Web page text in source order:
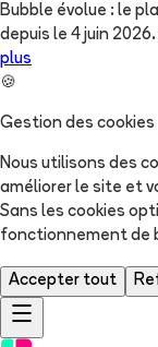
Bubble évolue : le
depuis le 4 juin
plus
🍪
Gestion des cookies
Nous utilisons des
améliorer le site et
Sans les cookies
fonctionnement de
Accepter tout